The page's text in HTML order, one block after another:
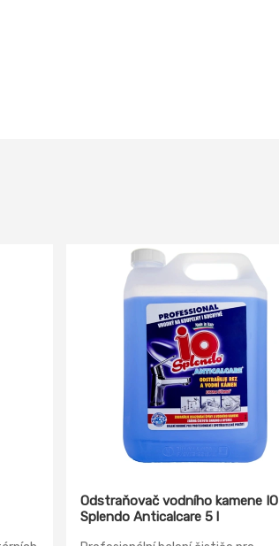
Odstraňovač vodního kamene IO
Splendo Anticalcare 5 l